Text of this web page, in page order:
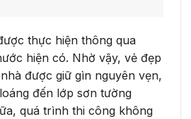
thực hiện thông qua
hiện có. Nhờ vậy, vẻ đẹp
được giữ gìn nguyên vẹn,
đến lớp sơn tường
quá trình thi công không